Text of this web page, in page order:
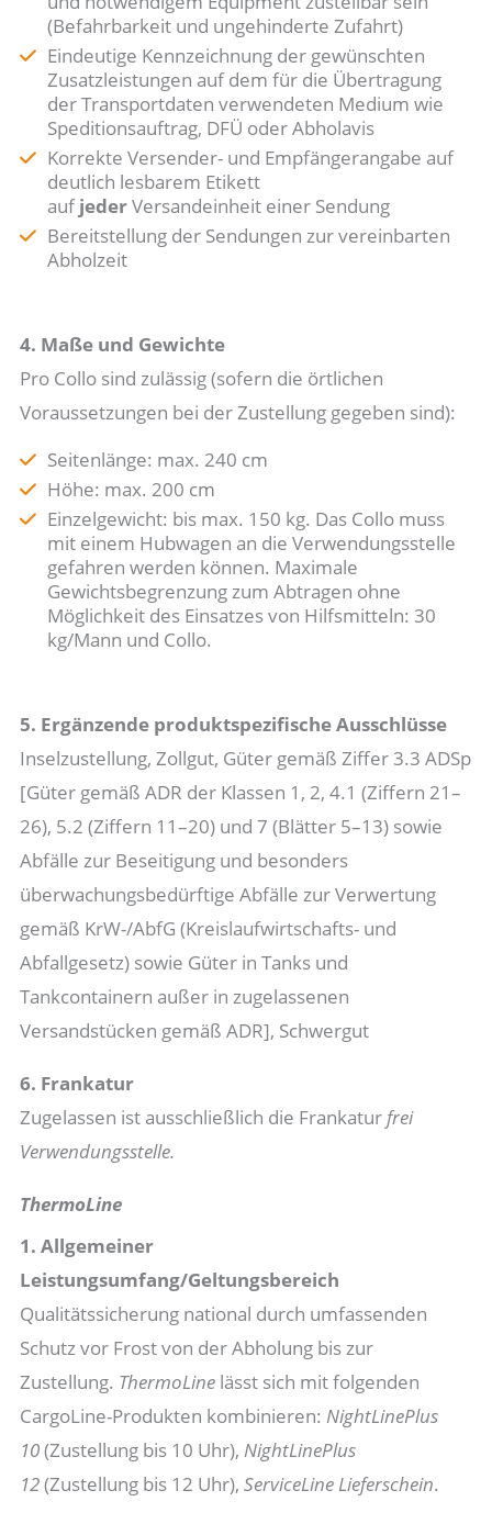
(Befahrbarkeit und ungehinderte Zufahrt)
Eindeutige Kennzeichnung der gewünschten
Zusatzleistungen auf dem für die Übertragung
der Transportdaten verwendeten Medium wie
Speditionsauftrag, DFÜ oder Abholavis
Korrekte Versender- und Empfängerangabe auf
deutlich lesbarem Etikett
aufjederVersandeinheit einer Sendung
Bereitstellung der Sendungen zur vereinbarten
Abholzeit
4. Maße und Gewichte
Pro Collo sind zulässig (sofern die örtlichen
Voraussetzungen bei der Zustellung gegeben sind):
Seitenlänge: max. 240 cm
Höhe: max. 200 cm
Einzelgewicht: bis max. 150 kg. Das Collo muss
mit einem Hubwagen an die Verwendungsstelle
gefahren werden können. Maximale
Gewichtsbegrenzung zum Abtragen ohne
Möglichkeit des Einsatzes von Hilfsmitteln: 30
kg/Mann und Collo.
5. Ergänzende produktspezifische Ausschlüsse
Inselzustellung, Zollgut, Güter gemäß Ziffer 3.3 ADSp
[Güter gemäß ADR der Klassen 1, 2, 4.1 (Ziffern 21–
26), 5.2 (Ziffern 11–20) und 7 (Blätter 5–13) sowie
Abfälle zur Beseitigung und besonders
überwachungsbedürftige Abfälle zur Verwertung
gemäß KrW-/AbfG (Kreislaufwirtschafts- und
Abfallgesetz) sowie Güter in Tanks und
Tankcontainern außer in zugelassenen
Versandstücken gemäß ADR], Schwergut
6. Frankatur
Zugelassen ist ausschließlich die Frankatur frei
Verwendungsstelle.
ThermoLine
1. Allgemeiner
Leistungsumfang/Geltungsbereich
Qualitätssicherung national durch umfassenden
Schutz vor Frost von der Abholung bis zur
Zustellung. ThermoLine lässt sich mit folgenden
CargoLine-Produkten kombinieren:NightLinePlus
10(Zustellung bis 10 Uhr),NightLinePlus
12(Zustellung bis 12 Uhr),ServiceLine Lieferschein.